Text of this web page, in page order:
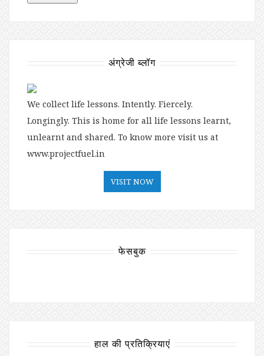
अंग्रेजी ब्लॉग
We collect life lessons. Intently. Fiercely.
Longingly. This is home for all life lessons learnt,
unlearnt and shared. To know more visit us at
www.projectfuel.in
VISIT NOW
फेसबुक
हाल की प्रतिक्रियाएं